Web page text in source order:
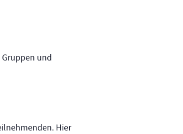
und
Hier